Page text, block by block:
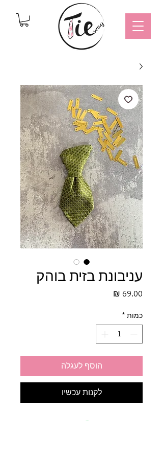
עניבונת בזית בוהק
כמות *
הוסף לעגלה
לקנות עכשיו